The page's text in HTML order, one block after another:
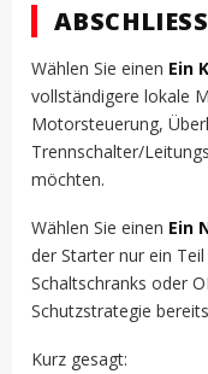
Wählen Sie einen Ein
vollständigere lokale
Motorsteuerung,
Trennschalter/
möchten.
Wählen Sie einen Ein
der Starter nur ein
Schaltschranks oder
Schutzstrategie
Kurz gesagt: